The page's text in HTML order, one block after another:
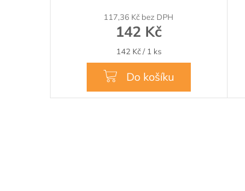
117,36 Kč bez DPH
142 Kč
Měrná
cena:
142 Kč / 1 ks
Do košíku